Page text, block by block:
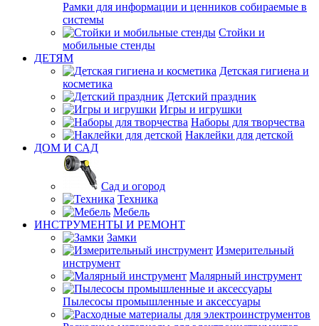
Рамки для информации и ценников собираемые в
системы
Стойки и
мобильные стенды
ДЕТЯМ
Детская гигиена и
косметика
Детский праздник
Игры и игрушки
Наборы для творчества
Наклейки для детской
ДОМ И САД
Сад и огород
Техника
Мебель
ИНСТРУМЕНТЫ И РЕМОНТ
Замки
Измерительный
инструмент
Малярный инструмент
Пылесосы промышленные и аксессуары